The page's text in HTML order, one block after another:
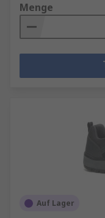
Menge
Auf Lager